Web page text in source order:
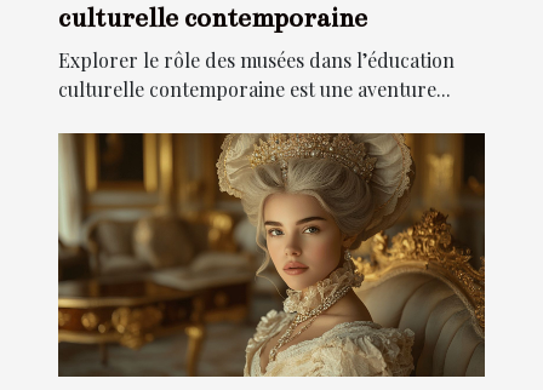
culturelle contemporaine
Explorer le rôle des musées dans l’éducation
culturelle contemporaine est une aventure...